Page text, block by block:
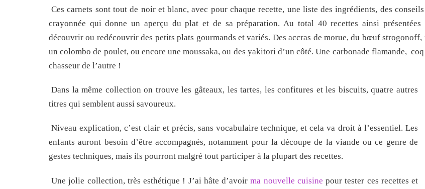
Ces carnets sont tout de noir et blanc, avec pour chaque recette, une liste des ingrédients, des
crayonnée qui donne un aperçu du plat et de sa préparation. Au total 40 recettes ainsi présentées
découvrir ou redécouvrir des petits plats gourmands et variés. Des accras de morue, du bœuf
un colombo de poulet, ou encore une moussaka, ou des yakitori d’un côté. Une carbonade flamande,
chasseur de l’autre !
Dans la même collection on trouve les gâteaux, les tartes, les confitures et les biscuits, quatre autres
titres qui semblent aussi savoureux.
Niveau explication, c’est clair et précis, sans vocabulaire technique, et cela va droit à l’essentiel. Les
enfants auront besoin d’être accompagnés, notamment pour la découpe de la viande ou ce genre de
gestes techniques, mais ils pourront malgré tout participer à la plupart des recettes.
Une jolie collection, très esthétique ! J’ai hâte d’avoirma nouvelle cuisine pour tester ces recettes et